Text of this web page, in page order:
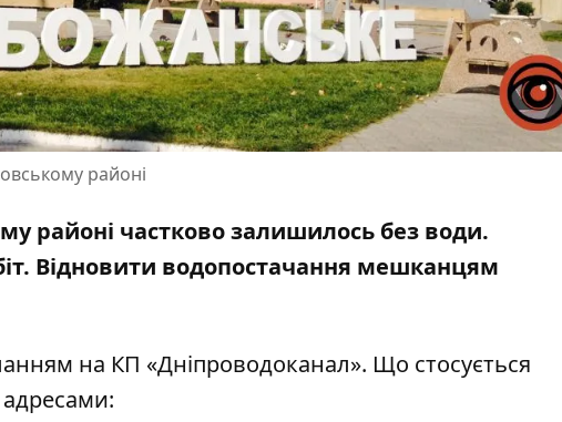
районі
районі частково залишилось без води.
Відновити водопостачання мешканцям
на КП «Дніпроводоканал». Що стосується